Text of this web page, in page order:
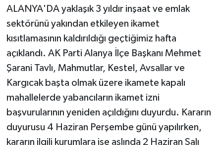
ALANYA'DA yaklaşık 3 yıldır inşaat ve emlak
sektörünü yakından etkileyen ikamet
kısıtlamasının kaldırıldığı geçtiğimiz hafta
açıklandı. AK Parti Alanya İlçe Başkanı Mehmet
Şarani Tavlı, Mahmutlar, Kestel, Avsallar ve
Kargıcak başta olmak üzere ikamete kapalı
mahallelerde yabancıların ikamet izni
başvurularının yeniden açıldığını duyurdu. Kararın
duyurusu 4 Haziran Perşembe günü yapılırken,
kararın ilgili kurumlara ise aslında 2 Haziran Salı